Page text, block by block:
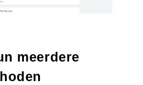
meerdere